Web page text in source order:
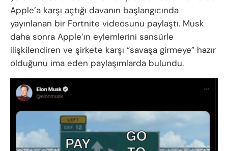
Apple’a karşı açtığı davanın başlangıcında
yayınlanan bir Fortnite videosunu paylaştı. Musk
daha sonra Apple’ın eylemlerini sansürle
ilişkilendiren ve şirkete karşı “savaşa girmeye” hazır
olduğunu ima eden paylaşımlarda bulundu.